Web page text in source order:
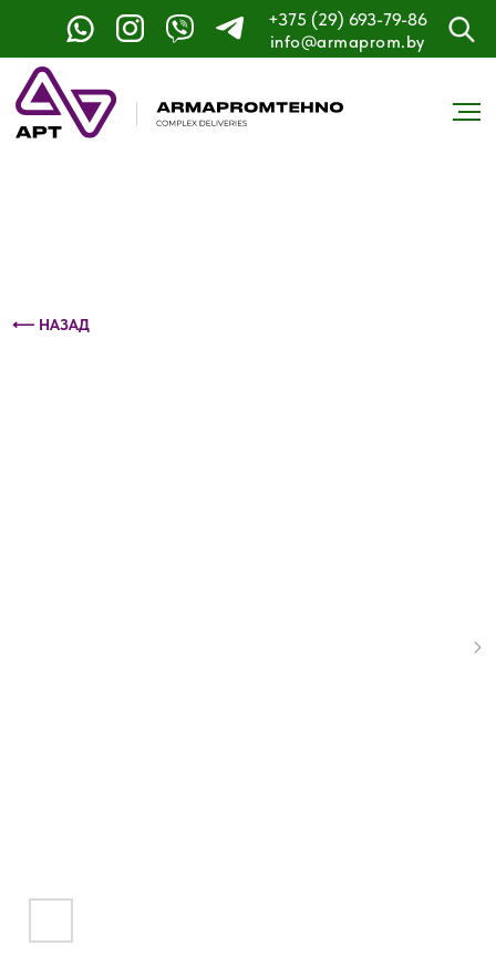
+375 (29) 693-79-86
info@armaprom.by
Контактный телефон: +375 (29) 693-79-86
⟵ НАЗАД